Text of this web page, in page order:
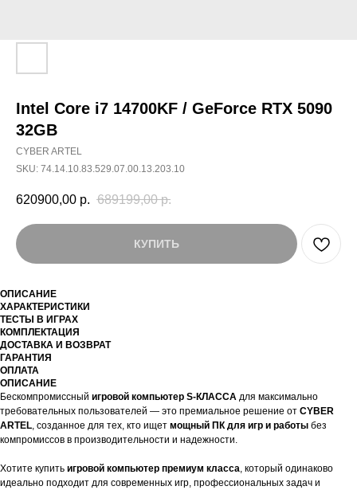
Intel Core i7 14700KF / GeForce RTX 5090
32GB
CYBER ARTEL
SKU: 74.14.10.83.529.07.00.13.203.10
620900,00 р. 689199,00 р.
КУПИТЬ
ОПИСАНИЕ
ХАРАКТЕРИСТИКИ
ТЕСТЫ В ИГРАХ
КОМПЛЕКТАЦИЯ
ДОСТАВКА И ВОЗВРАТ
ГАРАНТИЯ
ОПЛАТА
ОПИСАНИЕ
Бескомпромиссный игровой компьютер S-КЛАССА для максимально
требовательных пользователей — это премиальное решение от CYBER
ARTEL, созданное для тех, кто ищет мощный ПК для игр и работы без
компромиссов в производительности и надежности.
Хотите купить игровой компьютер премиум класса, который одинаково
идеально подходит для современных игр, профессиональных задач и